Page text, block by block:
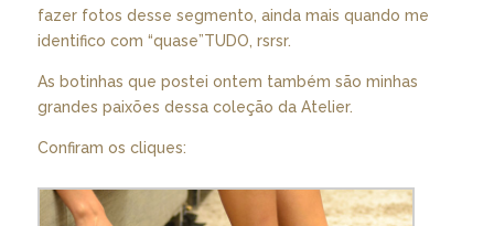
fazer fotos desse segmento, ainda mais quando me
identifico com “quase”TUDO, rsrsr.
As botinhas que postei ontem também são minhas
grandes paixões dessa coleção da Atelier.
Confiram os cliques: